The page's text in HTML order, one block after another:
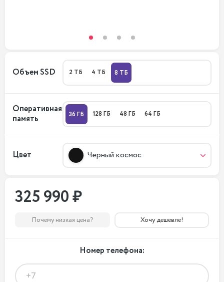
Объем SSD 2 ТБ 4 ТБ 8 ТБ
Оперативная
память
36 ГБ 128 ГБ 48 ГБ 64 ГБ
Цвет Черный космос
325 990 ₽
Почему низкая цена? Хочу дешевле!
Номер телефона: